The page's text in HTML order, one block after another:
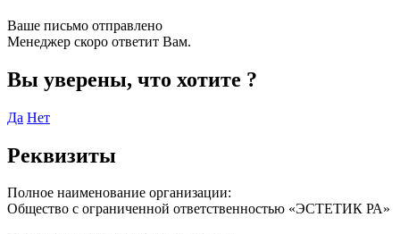
Ваше письмо отправлено
Менеджер скоро ответит Вам.
Вы уверены, что хотите ?
Да Нет
Реквизиты
Полное наименование организации:
Общество с ограниченной ответственностью «ЭСТЕТИК РА»